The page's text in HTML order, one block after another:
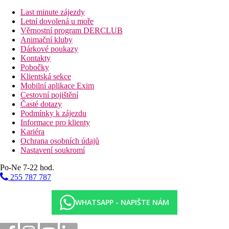
zdarma na pokoji, velikost pokoje 30 m2, hlavní budova,
boční výhled moře
Dvoulůžkový pokoj, Deluxe, Frontal Sea View
zdarma na pokoji, velikost pokoje 30 m2, hlavní budova,
výhled na moře
Studio, Výhled park
prostornější, velikost pokoje 35 m2, hlavní budova
Studio, Výhled moře
prostornější, velikost pokoje 35 m2, hlavní budova,
výhled na moře
Rodinný pokoj, Výhled park
koupelny, velikost pokoje 40 m2, ve vedlejších budovách
Apartmán, Deluxe, Výhled park
pokoji, 1 oddělená ložnice, velikost pokoje 40 m2, hlavní
budova
Apartmá, Deluxe, Frontal Sea View:
budova, výhled na moře
Rodinný apartmán
velikost pokoje 45 m2, vedlejší budova
Popis hotelu
vstupní hala s recepcí
výtahy
Last minute zájezdy
Letní dovolená u moře
Věrnostní program DERCLUB
Animační kluby
Dárkové poukazy
Kontakty
Pobočky
Klientská sekce
Mobilní aplikace Exim
Cestovní pojištění
Časté dotazy
Podmínky k zájezdu
Informace pro klienty
Kariéra
Ochrana osobních údajů
Nastavení soukromí
Po-Ne 7-22 hod.
255 787 787
WHATSAPP - NAPIŠTE NÁM